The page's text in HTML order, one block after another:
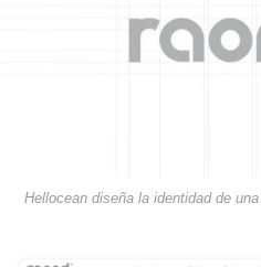
Hellocean diseña la identidad de